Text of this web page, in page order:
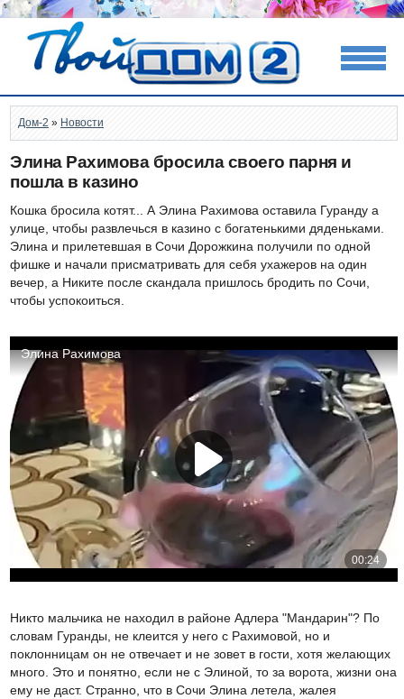
Дом-2 » Новости
Элина Рахимова бросила своего парня и
пошла в казино
Кошка бросила котят... А Элина Рахимова оставила Гуранду а
улице, чтобы развлечься в казино с богатенькими дяденьками.
Элина и прилетевшая в Сочи Дорожкина получили по одной
фишке и начали присматривать для себя ухажеров на один
вечер, а Никите после скандала пришлось бродить по Сочи,
чтобы успокоиться.
Никто мальчика не находил в районе Адлера "Мандарин"? По
словам Гуранды, не клеится у него с Рахимовой, но и
поклонницам он не отвечает и не зовет в гости, хотя желающих
много. Это и понятно, если не с Элиной, то за ворота, жизни она
ему не даст. Странно, что в Сочи Элина летела, жалея